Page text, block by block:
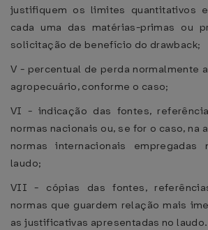
justifiquem os limites quantitativos
cada uma das matérias-primas ou
solicitação de benefício do drawback;
V - percentual de perda normalmente
agropecuário, conforme o caso;
VI - indicação das fontes,
normas nacionais ou, se for o caso, na
normas internacionais empregadas
laudo;
VII - cópias das fontes,
normas que guardem relação mais
as justificativas apresentadas no laudo.